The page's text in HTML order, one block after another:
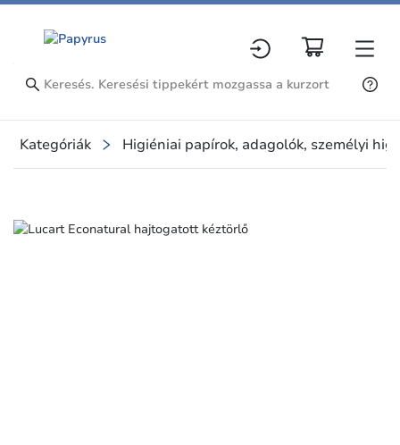
Kategóriák Higiéniai papírok, adagolók, személyi
Slide 1 of 1